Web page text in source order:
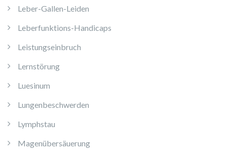
Leber-Gallen-Leiden
Leberfunktions-Handicaps
Leistungseinbruch
Lernstörung
Luesinum
Lungenbeschwerden
Lymphstau
Magenübersäuerung